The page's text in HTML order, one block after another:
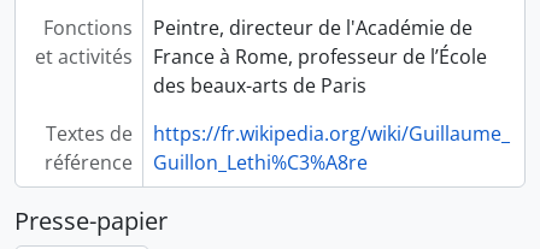
Fonctions
et activités
Peintre, directeur de l'Académie de
France à Rome, professeur de l’École
des beaux-arts de Paris
Textes de
référence
https://fr.wikipedia.org/wiki/Guillaume_
Guillon_Lethi%C3%A8re
Presse-papier